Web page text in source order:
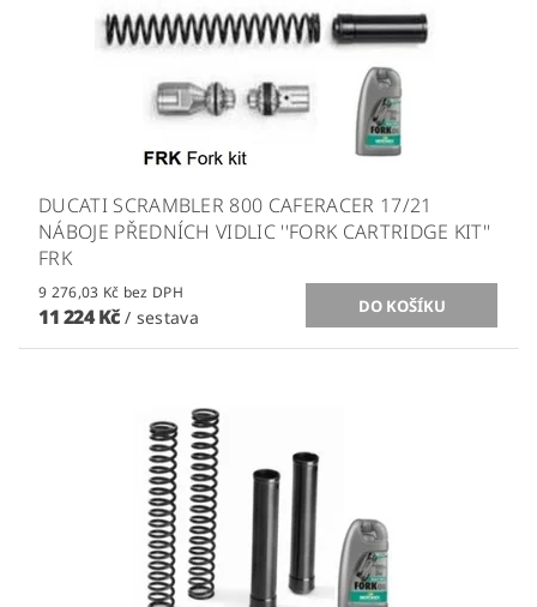
DUCATI SCRAMBLER 800 CAFERACER 17/21
NÁBOJE PŘEDNÍCH VIDLIC ''FORK CARTRIDGE KIT''
FRK
9 276,03 Kč bez DPH
11 224 Kč/ sestava